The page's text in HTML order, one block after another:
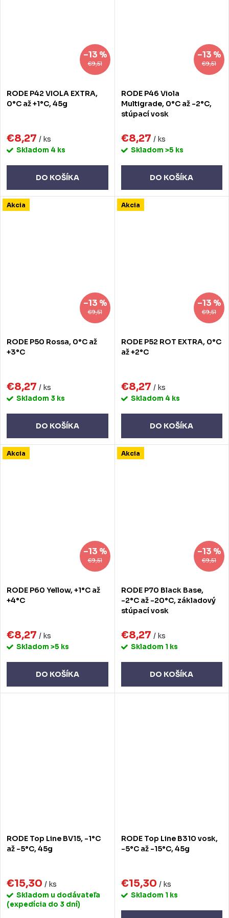
€9,51
–13 %
RODE P42 VIOLA EXTRA,
0°C až +1°C, 45g
€8,27 / ks
Skladom 4 ks
DO KOŠÍKA
€9,51
–13 %
RODE P46 Viola
Multigrade, 0°C až -2°C,
stúpací vosk
€8,27 / ks
Skladom >5 ks
DO KOŠÍKA
Akcia
€9,51
–13 %
RODE P50 Rossa, 0°C až
+3°C
€8,27 / ks
Skladom 3 ks
DO KOŠÍKA
Akcia
€9,51
–13 %
RODE P52 ROT EXTRA, 0°C
až +2°C
€8,27 / ks
Skladom 4 ks
DO KOŠÍKA
Akcia
€9,51
–13 %
RODE P60 Yellow, +1°C až
+4°C
€8,27 / ks
Skladom >5 ks
DO KOŠÍKA
Akcia
€9,51
–13 %
RODE P70 Black Base,
-2°C až -20°C, základový
stúpací vosk
€8,27 / ks
Skladom 1 ks
DO KOŠÍKA
RODE Top Line BV15, -1°C
až -5°C, 45g
€15,30 / ks
Skladom u dodávateľa
(expedícia do 3 dní)
RODE Top Line B310 vosk,
-5°C až -15°C, 45g
€15,30 / ks
Skladom 1 ks